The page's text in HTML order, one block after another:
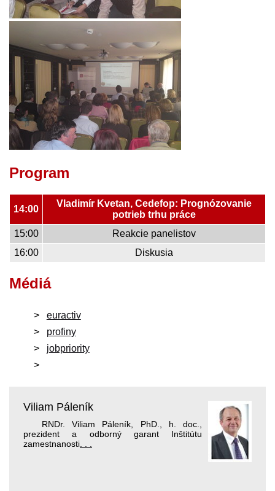
Program
14:00
Vladimír Kvetan, Cedefop: Prognózovanie
potrieb trhu práce
15:00
Reakcie panelistov
16:00
Diskusia
Médiá
euractiv
profiny
jobpriority
Viliam Páleník
RNDr. Viliam Páleník, PhD., h. doc.,
prezident a odborný garant Inštitútu
zamestnanosti